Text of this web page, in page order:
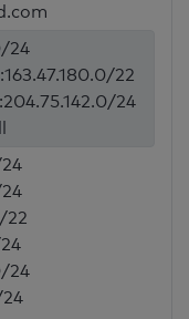
24
22
24
22
24
24